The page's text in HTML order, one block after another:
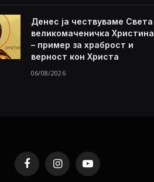
Денес ја чествуваме Света
великомаченичка Христина
– пример за храброст и
верност кон Христа
06/08/2026
FacebookInstagramYouTube